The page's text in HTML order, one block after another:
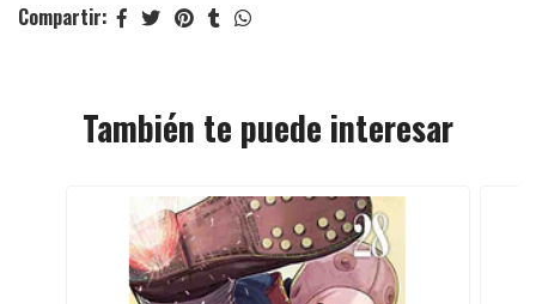
Compartir:
También te puede interesar